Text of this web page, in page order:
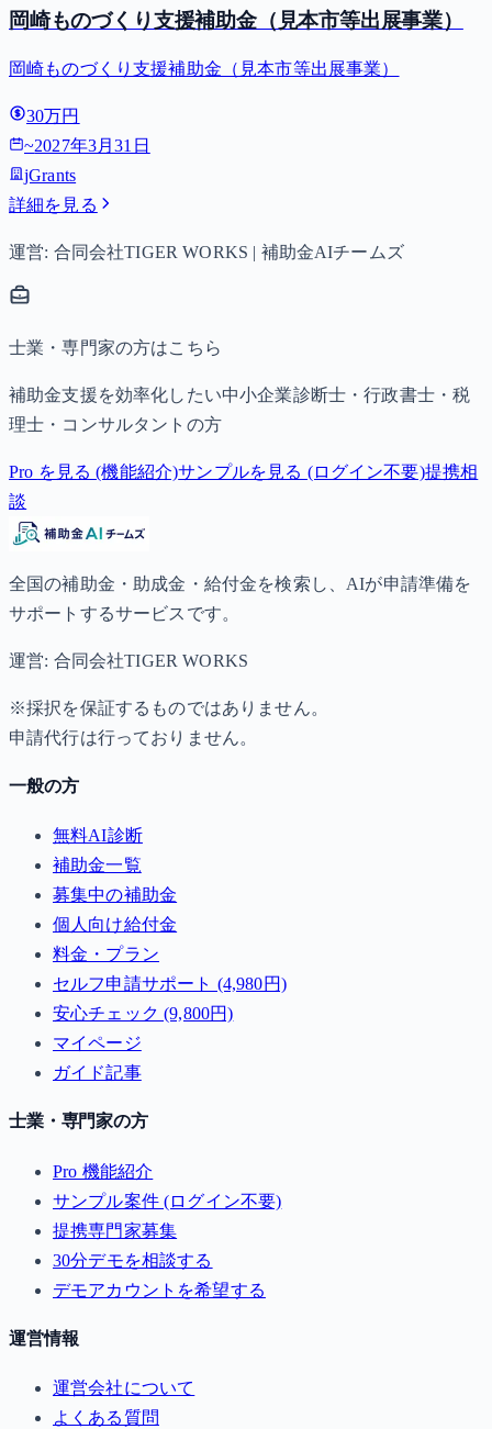
岡崎ものづくり支援補助金（見本市等出展事業）
岡崎ものづくり支援補助金（見本市等出展事業）
30万円
~2027年3月31日
jGrants
詳細を見る
運営: 合同会社TIGER WORKS | 補助金AIチームズ
士業・専門家の方はこちら
補助金支援を効率化したい中小企業診断士・行政書士・税
理士・コンサルタントの方
Pro を見る (機能紹介)サンプルを見る (ログイン不要)提携相
談
全国の補助金・助成金・給付金を検索し、AIが申請準備を
サポートするサービスです。
運営: 合同会社TIGER WORKS
※採択を保証するものではありません。
申請代行は行っておりません。
一般の方
無料AI診断
補助金一覧
募集中の補助金
個人向け給付金
料金・プラン
セルフ申請サポート (4,980円)
安心チェック (9,800円)
マイページ
ガイド記事
士業・専門家の方
Pro 機能紹介
サンプル案件 (ログイン不要)
提携専門家募集
30分デモを相談する
デモアカウントを希望する
運営情報
運営会社について
よくある質問